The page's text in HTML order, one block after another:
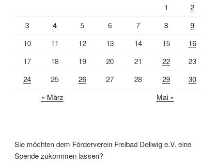
1
2
3
4 5 6 7 8
9
10
11 12 13 14 15
16
17
18 19 20 21 22
23
24
25 26 27 28 29
30
« März
Mai »
Sie möchten dem Förderverein Freibad Dellwig e.V. eine
Spende zukommen lassen?